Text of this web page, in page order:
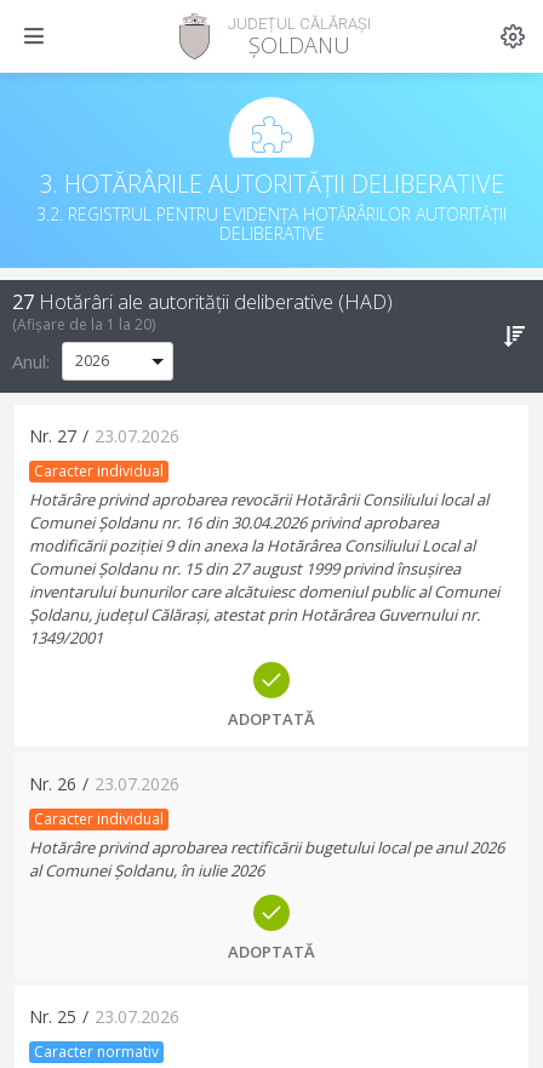
JUDEȚUL CĂLĂRAȘI
ȘOLDANU
3. HOTĂRÂRILE AUTORITĂȚII DELIBERATIVE
3.2. REGISTRUL PENTRU EVIDENȚA HOTĂRÂRILOR AUTORITĂȚII
DELIBERATIVE
27 Hotărâri ale autorității deliberative (HAD)
(Afișare de la 1 la 20)
Anul:
Nr. 27 / 23.07.2026
Caracter individual
Hotărâre privind aprobarea revocării Hotărârii Consiliului local al
Comunei Șoldanu nr. 16 din 30.04.2026 privind aprobarea
modificării poziției 9 din anexa la Hotărârea Consiliului Local al
Comunei Șoldanu nr. 15 din 27 august 1999 privind însușirea
inventarului bunurilor care alcătuiesc domeniul public al Comunei
Șoldanu, județul Călărași, atestat prin Hotărârea Guvernului nr.
1349/2001
ADOPTATĂ
Nr. 26 / 23.07.2026
Caracter individual
Hotărâre privind aprobarea rectificării bugetului local pe anul 2026
al Comunei Șoldanu, în iulie 2026
ADOPTATĂ
Nr. 25 / 23.07.2026
Caracter normativ